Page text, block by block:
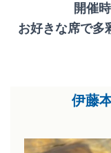
開催
お好きな席で多
伊藤